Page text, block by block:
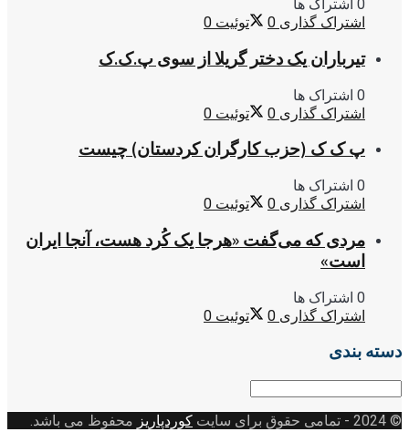
0 اشتراک ها
اشتراک گذاری 0 توئیت 0
تیرباران یک دختر گریلا از سوی پ.ک.ک
0 اشتراک ها
اشتراک گذاری 0 توئیت 0
پ ک ک (حزب کارگران کردستان) چیست
0 اشتراک ها
اشتراک گذاری 0 توئیت 0
مردی که می‌گفت «هرجا یک کُرد هست، آنجا ایران
است»
0 اشتراک ها
اشتراک گذاری 0 توئیت 0
دسته بندی
دسته
© 2024
- تمامی حقوق برای سایت کوردپاریز محفوظ می باشد.